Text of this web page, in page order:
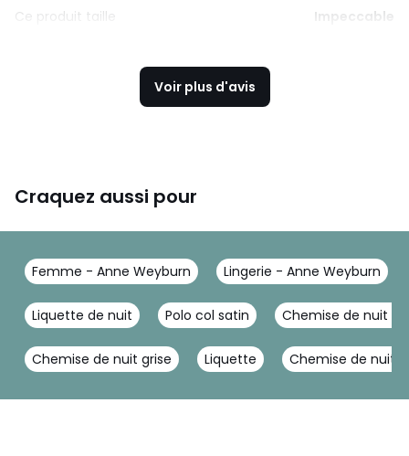
Ce produit taille Impeccable
Voir plus d'avis
Craquez aussi pour
Femme - Anne Weyburn Lingerie - Anne Weyburn
Liquette de nuit Polo col satin Chemise de nuit
Chemise de nuit grise Liquette Chemise de nuit